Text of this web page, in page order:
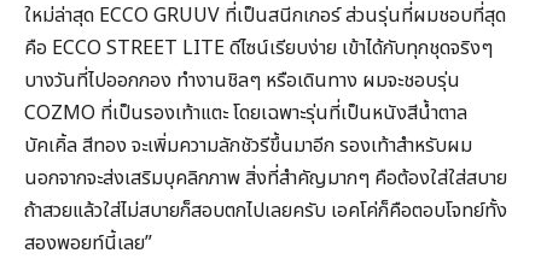
ใหม่ล่าสุด ECCO GRUUV ที่เป็นสนีกเกอร์ ส่วนรุ่นที่ผมชอบที่สุด
คือ ECCO STREET LITE ดีไซน์เรียบง่าย เข้าได้กับทุกชุดจริงๆ
บางวันที่ไปออกกอง ทำงานชิลๆ หรือเดินทาง ผมจะชอบรุ่น
COZMO ที่เป็นรองเท้าแตะ โดยเฉพาะรุ่นที่เป็นหนังสีน้ำตาล
บัคเคิ้ล สีทอง จะเพิ่มความลักชัวรีขึ้นมาอีก รองเท้าสำหรับผม
นอกจากจะส่งเสริมบุคลิกภาพ สิ่งที่สำคัญมากๆ คือต้องใส่ใส่สบาย
ถ้าสวยแล้วใส่ไม่สบายก็สอบตกไปเลยครับ เอคโค่ก็คือตอบโจทย์ทั้ง
สองพอยท์นี้เลย”